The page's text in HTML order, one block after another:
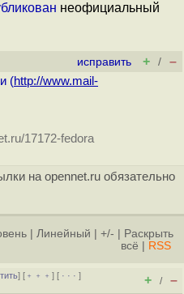
неофициальный
исправить + / –
(http://www.mail-
17172-fedora
на opennet.ru обязательно
Линейный +/-
Раскрыть
всё
RSS
] [ ﹢﹢﹢] [ · · ·]
+ / –